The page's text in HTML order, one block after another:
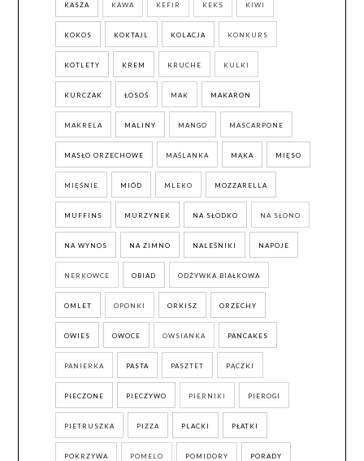
KASZA KAWA KEFIR KEKS KIWI
KOKOS KOKTAJL KOLACJA KONKURS
KOTLETY KREM KRUCHE KULKI
KURCZAK ŁOSOŚ MAK MAKARON
MAKRELA MALINY MANGO MASCARPONE
MASŁO ORZECHOWE MAŚLANKA MĄKA MIĘSO
MIĘŚNIE MIÓD MLEKO MOZZARELLA
MUFFINS MURZYNEK NA SŁODKO NA SŁONO
NA WYNOS NA ZIMNO NALEŚNIKI NAPOJE
NERKOWCE OBIAD ODŻYWKA BIAŁKOWA
OMLET OPONKI ORKISZ ORZECHY
OWIES OWOCE OWSIANKA PANCAKES
PANIERKA PASTA PASZTET PĄCZKI
PIECZONE PIECZYWO PIERNIKI PIEROGI
PIETRUSZKA PIZZA PLACKI PŁATKI
POKRZYWA POMELO POMIDORY PORADY